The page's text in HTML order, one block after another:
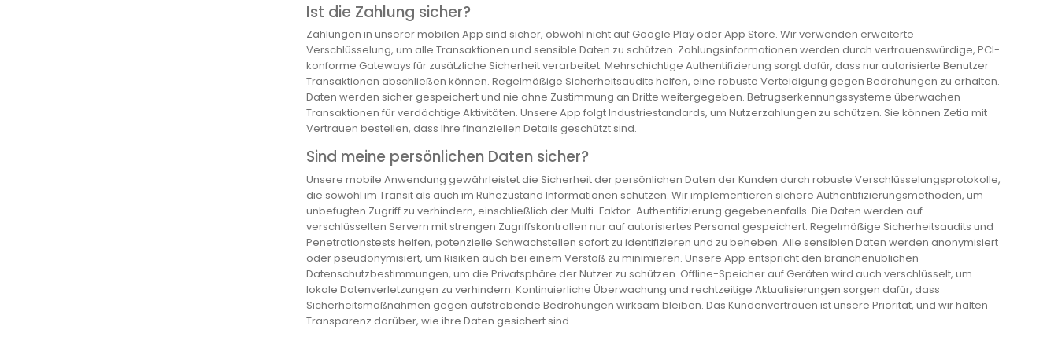
Ist die Zahlung sicher?
Zahlungen in unserer mobilen App sind sicher, obwohl nicht auf Google Play oder App Store. Wir verwenden erweiterte
Verschlüsselung, um alle Transaktionen und sensible Daten zu schützen. Zahlungsinformationen werden durch vertrauenswürdige, PCI-
konforme Gateways für zusätzliche Sicherheit verarbeitet. Mehrschichtige Authentifizierung sorgt dafür, dass nur autorisierte Benutzer
Transaktionen abschließen können. Regelmäßige Sicherheitsaudits helfen, eine robuste Verteidigung gegen Bedrohungen zu erhalten.
Daten werden sicher gespeichert und nie ohne Zustimmung an Dritte weitergegeben. Betrugserkennungssysteme überwachen
Transaktionen für verdächtige Aktivitäten. Unsere App folgt Industriestandards, um Nutzerzahlungen zu schützen. Sie können Zetia mit
Vertrauen bestellen, dass Ihre finanziellen Details geschützt sind.
Sind meine persönlichen Daten sicher?
Unsere mobile Anwendung gewährleistet die Sicherheit der persönlichen Daten der Kunden durch robuste Verschlüsselungsprotokolle,
die sowohl im Transit als auch im Ruhezustand Informationen schützen. Wir implementieren sichere Authentifizierungsmethoden, um
unbefugten Zugriff zu verhindern, einschließlich der Multi-Faktor-Authentifizierung gegebenenfalls. Die Daten werden auf
verschlüsselten Servern mit strengen Zugriffskontrollen nur auf autorisiertes Personal gespeichert. Regelmäßige Sicherheitsaudits und
Penetrationstests helfen, potenzielle Schwachstellen sofort zu identifizieren und zu beheben. Alle sensiblen Daten werden anonymisiert
oder pseudonymisiert, um Risiken auch bei einem Verstoß zu minimieren. Unsere App entspricht den branchenüblichen
Datenschutzbestimmungen, um die Privatsphäre der Nutzer zu schützen. Offline-Speicher auf Geräten wird auch verschlüsselt, um
lokale Datenverletzungen zu verhindern. Kontinuierliche Überwachung und rechtzeitige Aktualisierungen sorgen dafür, dass
Sicherheitsmaßnahmen gegen aufstrebende Bedrohungen wirksam bleiben. Das Kundenvertrauen ist unsere Priorität, und wir halten
Transparenz darüber, wie ihre Daten gesichert sind.